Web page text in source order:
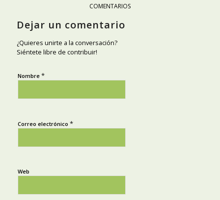
COMENTARIOS
Dejar un comentario
¿Quieres unirte a la conversación?
Siéntete libre de contribuir!
Nombre *
Correo electrónico *
Web